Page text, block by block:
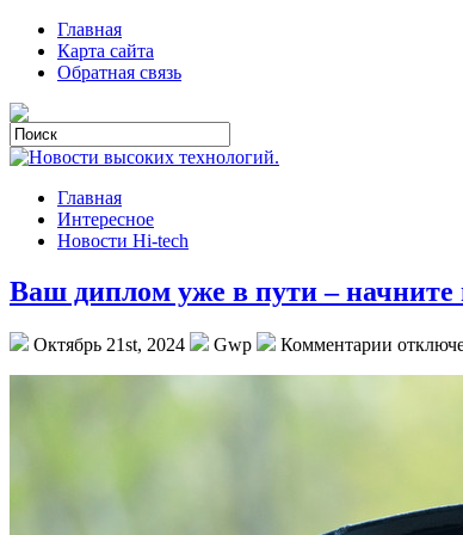
Главная
Карта сайта
Обратная связь
Главная
Интересное
Новости Hi-tech
Ваш диплом уже в пути – начните
Октябрь 21st, 2024 Gwp Комментарии